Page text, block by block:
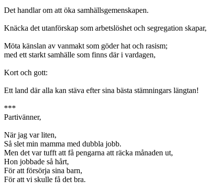
Det handlar om att öka samhällsgemenskapen.
Knäcka det utanförskap som arbetslöshet och segregation skapar,
Möta känslan av vanmakt som göder hat och rasism;
med ett starkt samhälle som finns där i vardagen,
Kort och gott:
Ett land där alla kan stäva efter sina bästa stämningars längtan!
***
Partivänner,
När jag var liten,
Så slet min mamma med dubbla jobb.
Men det var tufft att få pengarna att räcka månaden ut,
Hon jobbade så hårt,
För att försörja sina barn,
För att vi skulle få det bra.